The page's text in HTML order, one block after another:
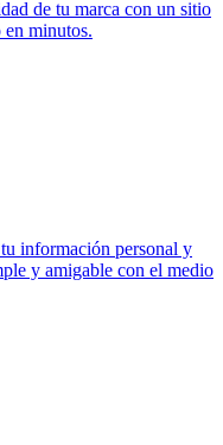
de tu marca con un sitio
minutos.
información personal y
y amigable con el medio